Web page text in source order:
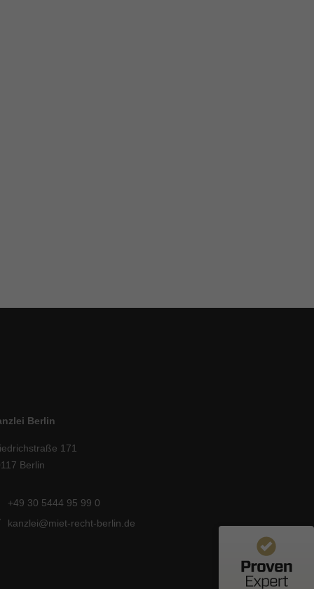
Berlin
171
Berlin
+49 30 5444 95 99 0
kanzlei@miet-recht-berlin.de
100%
Empfehlungen auf
ProvenExpert.com
SEHR GUT